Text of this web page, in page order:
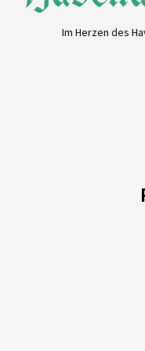
Im Herzen des